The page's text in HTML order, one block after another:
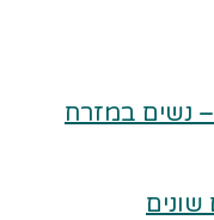
נשים במזרח
שונים